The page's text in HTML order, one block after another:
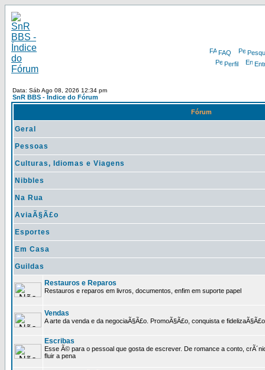
FAQ
Perfil
Data: Sáb Ago 08, 2026 12:34 pm
SnR BBS - Índice do Fórum
Fórum
Geral
Pessoas
Culturas, Idiomas e Viagens
Nibbles
Na Rua
AviaÃ§Ã£o
Esportes
Em Casa
Guildas
Restauros e Reparos
Restauros e reparos em livros, documentos, enfim em suporte papel
Vendas
A arte da venda e da negociaÃ§Ã£o. PromoÃ§Ã£o, conquista e
Escribas
Esse Ã© para o pessoal que gosta de escrever. De romance a conto,
fluir a pena